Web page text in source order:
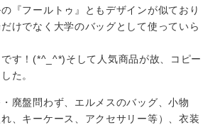
『フールトゥ』ともデザインが似ており
けでなく大学のバッグとして使っていら
す！(*^_^*)そして人気商品が故、コピー
た。
廃盤問わず、エルメスのバッグ、小物
れ、キーケース、アクセサリー等）、衣装